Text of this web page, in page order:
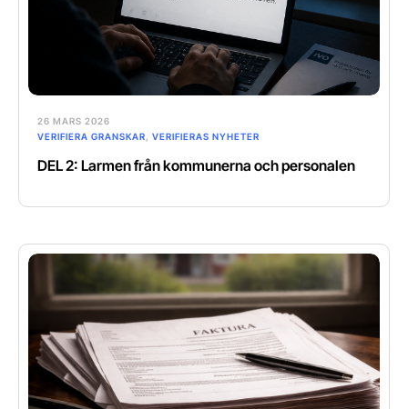
26 MARS 2026
VERIFIERA GRANSKAR
VERIFIERAS NYHETER
DEL 2: Larmen från kommunerna och personalen